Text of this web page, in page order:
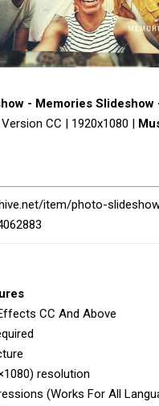
- Memories Slideshow
CC | 1920x1080 |
item/photo-
CC And Above
resolution
(Works For All